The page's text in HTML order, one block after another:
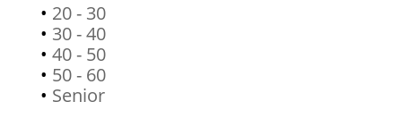
• 20 - 30
• 30 - 40
• 40 - 50
• 50 - 60
• Senior